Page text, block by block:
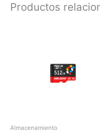
Productos
Almacenamiento